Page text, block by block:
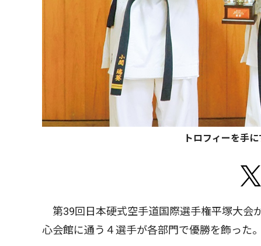
トロフィーを手
第39回日本硬式空手道国際選手権平塚大会
心会館に通う４選手が各部門で優勝を飾った。